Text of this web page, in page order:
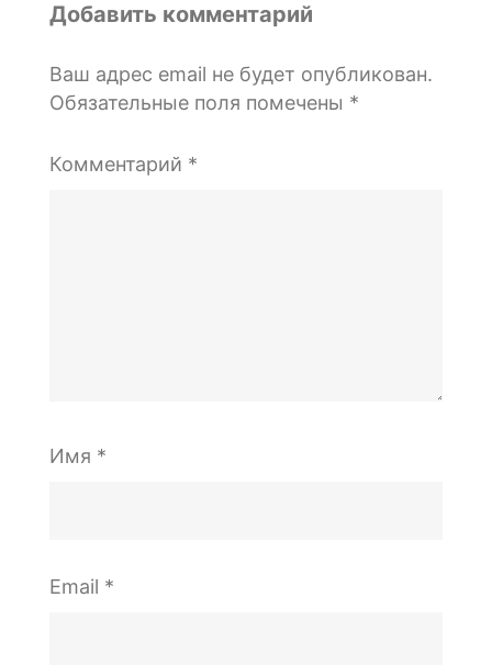
Добавить комментарий
Ваш адрес email не будет опубликован.
Обязательные поля помечены *
Комментарий *
Имя *
Email *